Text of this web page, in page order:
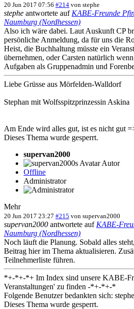
20 Jun 2017 07:56 #214 von stephe
stephe antwortete auf KABE-Freunde
Naumburg (Nordhessen)
Also ich wäre dabei. Laut Auskunft CP
persönliche Anmeldung, da für uns die
Heist, die Buchhaltung müsste ein
übernehmen, oder Carsten natürlich
Aufgaben als Gruppenadmin und
Liebe Grüsse aus Mörfelden-Walldorf
Stephan mit Wolfsspitzprinzessin Askina
Am Ende wird alles gut, ist es nicht gut
Dieses Thema wurde gesperrt.
supervan2000
Autor
Offline
Administrator
Mehr
20 Jun 2017 23:27 #215 von supervan2000
supervan2000 antwortete auf KABE-
Naumburg (Nordhessen)
Noch läuft die Planung. Sobald alles
Beitrag hier im Thema aktualisieren.
Teilnehmerliste führen.
*+-*+-*+ Im Index sind unsere KABE-
Veranstaltungen' zu finden -*+-*+-*
Folgende Benutzer bedankten sich: stephe
Dieses Thema wurde gesperrt.